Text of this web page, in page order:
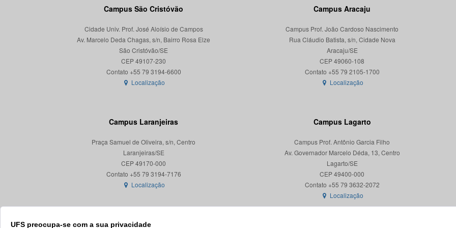
UFS preocupa-se com a sua privacidade
Campus São Cristóvão
Cidade Univ. Prof. José Aloísio de Campos
Av. Marcelo Deda Chagas, s/n, Bairro Rosa Elze
São Cristóvão/SE
CEP 49107-230
Localização
Campus Aracaju
Campus Prof. João Cardoso Nascimento
Rua Cláudio Batista, s/n, Cidade Nova
Aracaju/SE
CEP 49060-108
Localização
Campus Laranjeiras
Praça Samuel de Oliveira, s/n, Centro
Laranjeiras/SE
CEP 49170-000
Localização
Campus Lagarto
Campus Prof. Antônio Garcia Filho
Av. Governador Marcelo Déda, 13, Centro
Lagarto/SE
CEP 49400-000
Localização